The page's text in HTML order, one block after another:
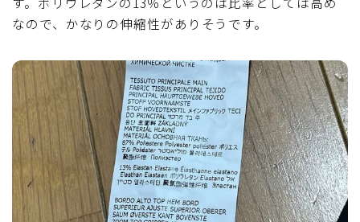
なので、かなりの伸縮性がありそうです。